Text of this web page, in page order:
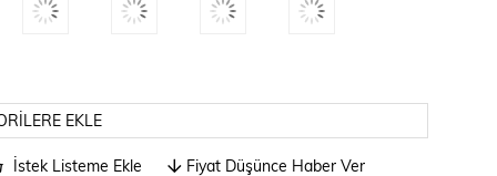
EKLE
İstek Listeme Ekle Fiyat Düşünce Haber Ver